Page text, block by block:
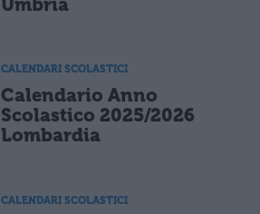
Umbria
CALENDARI SCOLASTICI
Calendario Anno
Scolastico 2025/2026
Lombardia
CALENDARI SCOLASTICI